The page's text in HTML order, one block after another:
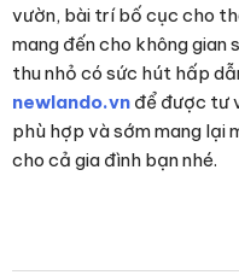
vườn, bài trí bố cục cho
mang đến cho không gian
thu nhỏ có sức hút hấp
newlando.vn để được tư
phù hợp và sớm mang lại
cho cả gia đình bạn nhé.